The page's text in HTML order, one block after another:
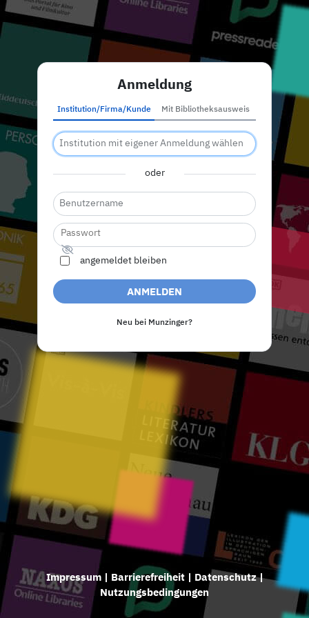
Anmeldung
Institution/Firma/Kunde Mit Bibliotheksausweis
oder
angemeldet bleiben
ANMELDEN
Neu bei Munzinger?
Impressum| Barrierefreiheit| Datenschutz|
Nutzungsbedingungen